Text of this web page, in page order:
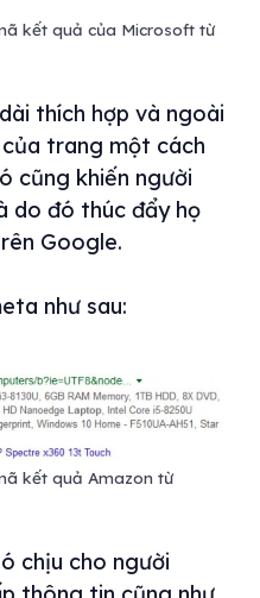
kết quả của Microsoft từ
thích hợp và ngoài
trang một cách
cũng khiến người
do đó thúc đẩy họ
Google.
như sau:
kết quả Amazon từ
chịu cho người